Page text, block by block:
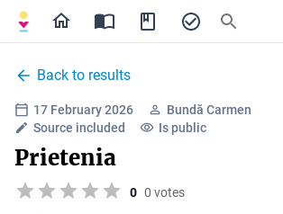
Back to results
17 February 2026
Bundă Carmen
Source included
Is public
Prietenia
0 0 votes